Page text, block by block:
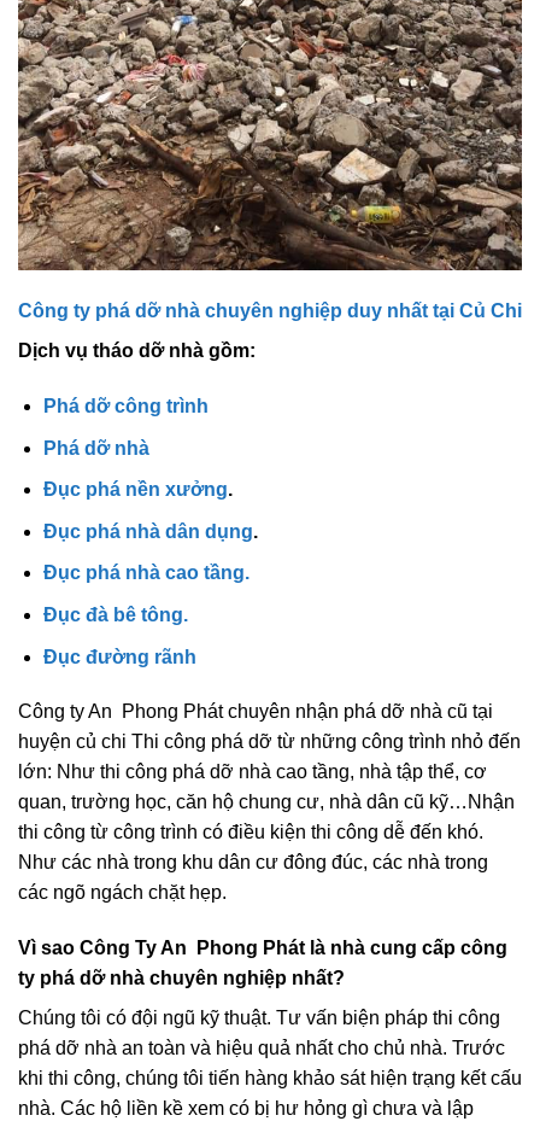
Công ty phá dỡ nhà chuyên nghiệp duy nhất tại Củ Chi
Dịch vụ tháo dỡ nhà gồm:
Phá dỡ công trình
Phá dỡ nhà
Đục phá nền xưởng.
Đục phá nhà dân dụng.
Đục phá nhà cao tầng.
Đục đà bê tông.
Đục đường rãnh
Công ty An Phong Phát chuyên nhận phá dỡ nhà cũ tại
huyện củ chi Thi công phá dỡ từ những công trình nhỏ đến
lớn: Như thi công phá dỡ nhà cao tầng, nhà tập thể, cơ
quan, trường học, căn hộ chung cư, nhà dân cũ kỹ…Nhận
thi công từ công trình có điều kiện thi công dễ đến khó.
Như các nhà trong khu dân cư đông đúc, các nhà trong
các ngõ ngách chặt hẹp.
Vì sao Công Ty An Phong Phát là nhà cung cấp công
ty phá dỡ nhà chuyên nghiệp nhất?
Chúng tôi có đội ngũ kỹ thuật. Tư vấn biện pháp thi công
phá dỡ nhà an toàn và hiệu quả nhất cho chủ nhà. Trước
khi thi công, chúng tôi tiến hàng khảo sát hiện trạng kết cấu
nhà. Các hộ liền kề xem có bị hư hỏng gì chưa và lập